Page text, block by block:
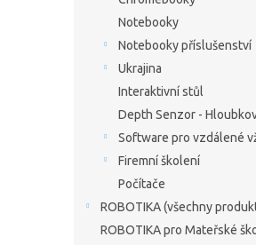
Notebooky
Notebooky příslušenství
Ukrajina
Interaktivní stůl
Depth Senzor -
Software pro vzdálené
Firemní školení
Počítače
ROBOTIKA (všechny
ROBOTIKA pro Mateřské